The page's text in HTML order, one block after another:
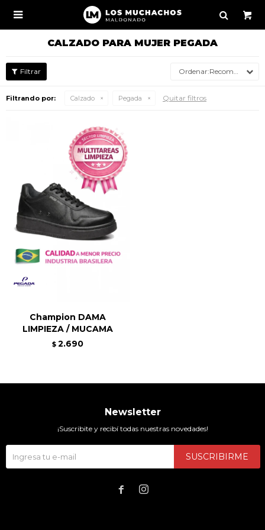

CALZADO PARA MUJER PEGADA
Recomendados
Filtrando por: Calzado Pegada Quitar filtros
Champion DAMA
LIMPIEZA / MUCAMA
$ 2.690
Newsletter
¡Suscribite y recibí todas nuestras novedades!
SUSCRIBIRME
 